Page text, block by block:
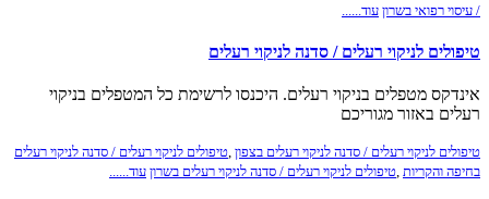
/ עיסוי רפואי בשרון עוד......
טיפולים לניקוי רעלים / סדנה לניקוי רעלים
אינדקס מטפלים בניקוי רעלים. היכנסו לרשימת כל המטפלים בניקוי
רעלים באזור מגוריכם
טיפולים לניקוי רעלים / סדנה לניקוי רעלים בצפון ,טיפולים לניקוי רעלים / סדנה לניקוי רעלים
בחיפה והקריות ,טיפולים לניקוי רעלים / סדנה לניקוי רעלים בשרון עוד......